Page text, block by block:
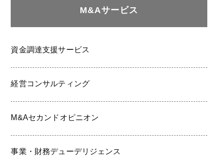
M&Aサービス
資金調達支援サービス
経営コンサルティング
M&Aセカンドオピニオン
事業・財務デューデリジェンス